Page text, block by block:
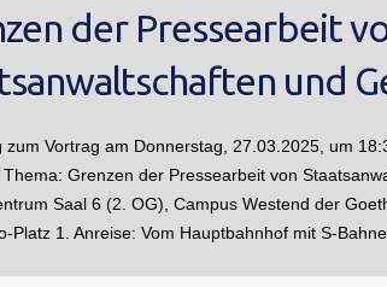
der Pressearbeit
und
zum Vortrag am Donnerstag, 27.03.2025, um
Grenzen der Pressearbeit von
Saal 6 (2. OG), Campus Westend der
Platz 1. Anreise: Vom Hauptbahnhof mit S-